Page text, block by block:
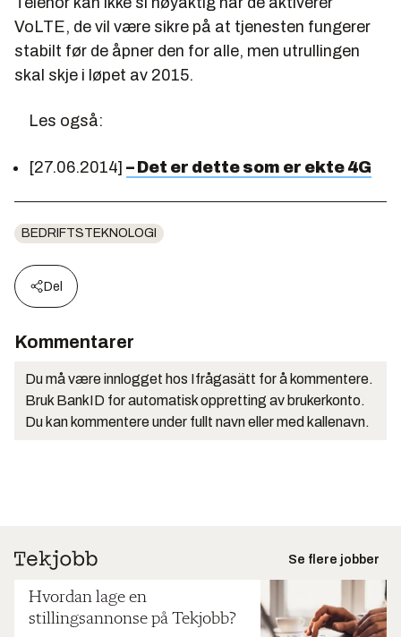
VoLTE, de vil være sikre på at tjenesten fungerer
stabilt før de åpner den for alle, men utrullingen
skal skje i løpet av 2015.
Les også:
[27.06.2014] – Det er dette som er ekte 4G
BEDRIFTSTEKNOLOGI
Del
Kommentarer
Du må være innlogget hos Ifrågasätt for å kommentere.
Bruk BankID for automatisk oppretting av brukerkonto.
Du kan kommentere under fullt navn eller med kallenavn.
Se flere jobber
Hvordan lage en
stillingsannonse på Tekjobb?